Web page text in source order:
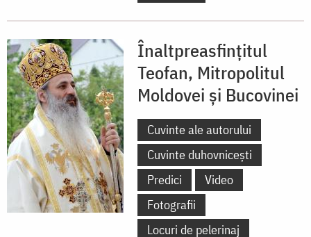
Înaltpreasfințitul
Teofan, Mitropolitul
Moldovei și Bucovinei
Cuvinte ale autorului
Cuvinte duhovnicești
Predici
Video
Fotografii
Locuri de pelerinaj